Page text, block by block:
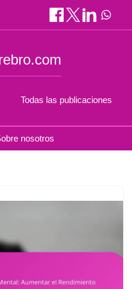
Todas las publicaciones
nosotros